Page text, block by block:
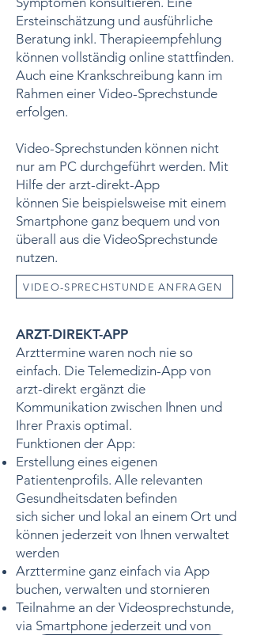
Ersteinschätzung und ausführliche
Beratung inkl. Therapieempfehlung
können vollständig online stattfinden.
Auch eine Krankschreibung kann im
Rahmen einer Video-Sprechstunde
erfolgen.
Video-Sprechstunden können nicht
nur am PC durchgeführt werden. Mit
Hilfe der arzt-direkt-App
können Sie beispielsweise mit einem
Smartphone ganz bequem und von
überall aus die VideoSprechstunde
nutzen.
VIDEO-SPRECHSTUNDE ANFRAGEN
ARZT-DIREKT-APP
Arzttermine waren noch nie so
einfach. Die Telemedizin-App von
arzt-direkt ergänzt die
Kommunikation zwischen Ihnen und
Ihrer Praxis optimal.
Funktionen der App:
Erstellung eines eigenen
Patientenprofils. Alle relevanten
Gesundheitsdaten befinden
sich sicher und lokal an einem Ort und
können jederzeit von Ihnen verwaltet
werden
Arzttermine ganz einfach via App
buchen, verwalten und stornieren
Teilnahme an der Videosprechstunde,
via Smartphone jederzeit und von